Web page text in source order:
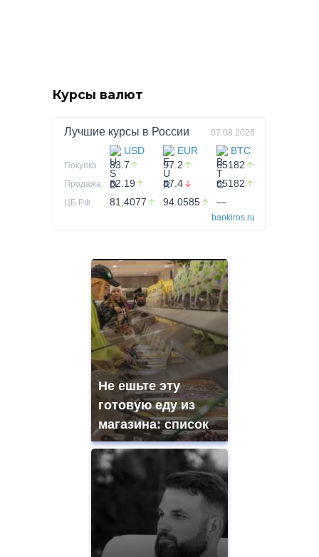
Курсы валют
Лучшие курсы в России 07.08.2026
USD EUR BTC
Покупка 83.7 97.2 65182
Продажа 82.19 87.4 65182
ЦБ РФ 81.4077 94.0585 —
bankiros.ru
Не ешьте эту
готовую еду из
магазина: список